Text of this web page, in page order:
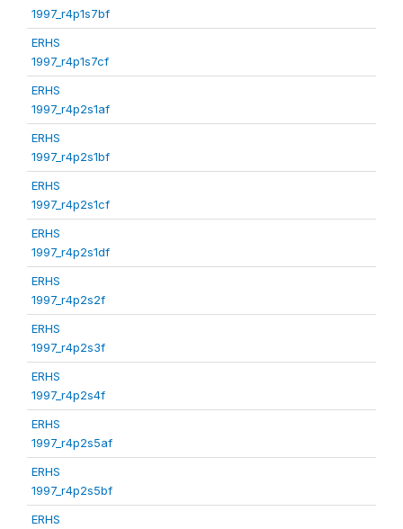
1997_r4p1s7bf
ERHS
1997_r4p1s7cf
ERHS
1997_r4p2s1af
ERHS
1997_r4p2s1bf
ERHS
1997_r4p2s1cf
ERHS
1997_r4p2s1df
ERHS
1997_r4p2s2f
ERHS
1997_r4p2s3f
ERHS
1997_r4p2s4f
ERHS
1997_r4p2s5af
ERHS
1997_r4p2s5bf
ERHS